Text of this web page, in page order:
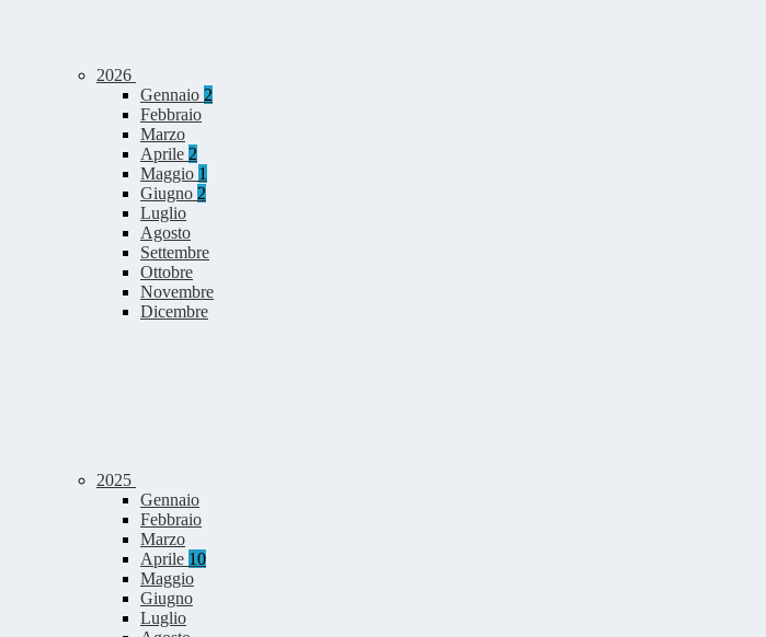
2026
Gennaio 2
Febbraio
Marzo
Aprile 2
Maggio 1
Giugno 2
Luglio
Agosto
Settembre
Ottobre
Novembre
Dicembre
2025
Gennaio
Febbraio
Marzo
Aprile 10
Maggio
Giugno
Luglio